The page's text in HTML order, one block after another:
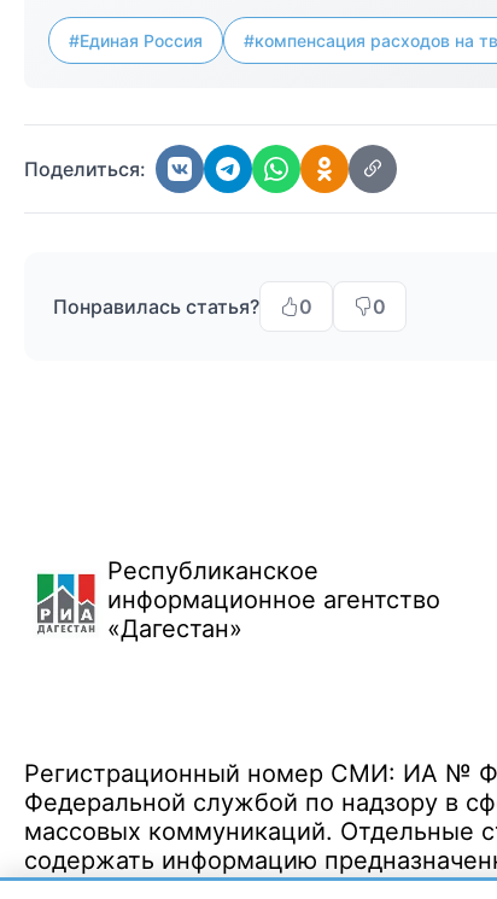
#Единая Россия #компенсация расходов на
Поделиться:
Понравилась статья? 0 0
Республиканское
информационное агентство
«Дагестан»
Регистрационный номер СМИ: ИА №
Федеральной службой по надзору в
массовых коммуникаций. Отдельные
содержать информацию